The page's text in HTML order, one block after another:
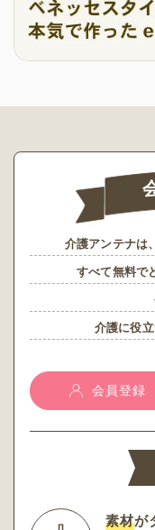
介護アンテナは
すべて無料で
介護に役
会員登録
素材が